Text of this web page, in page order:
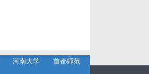
河南大学
首都师范